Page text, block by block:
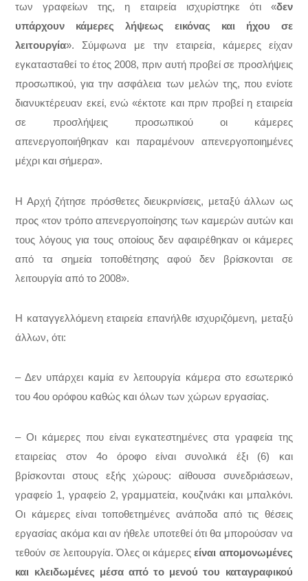
των γραφείων της, η εταιρεία ισχυρίστηκε ότι «δεν
υπάρχουν κάμερες λήψεως εικόνας και ήχου σε
λειτουργία». Σύμφωνα με την εταιρεία, κάμερες είχαν
εγκατασταθεί το έτος 2008, πριν αυτή προβεί σε προσλήψεις
προσωπικού, για την ασφάλεια των μελών της, που ενίοτε
διανυκτέρευαν εκεί, ενώ «έκτοτε και πριν προβεί η εταιρεία
σε προσλήψεις προσωπικού οι κάμερες
απενεργοποιήθηκαν και παραμένουν απενεργοποιημένες
μέχρι και σήμερα».
Η Αρχή ζήτησε πρόσθετες διευκρινίσεις, μεταξύ άλλων ως
προς «τον τρόπο απενεργοποίησης των καμερών αυτών και
τους λόγους για τους οποίους δεν αφαιρέθηκαν οι κάμερες
από τα σημεία τοποθέτησης αφού δεν βρίσκονται σε
λειτουργία από το 2008».
Η καταγγελλόμενη εταιρεία επανήλθε ισχυριζόμενη, μεταξύ
άλλων, ότι:
– Δεν υπάρχει καμία εν λειτουργία κάμερα στο εσωτερικό
του 4ου ορόφου καθώς και όλων των χώρων εργασίας.
– Οι κάμερες που είναι εγκατεστημένες στα γραφεία της
εταιρείας στον 4ο όροφο είναι συνολικά έξι (6) και
βρίσκονται στους εξής χώρους: αίθουσα συνεδριάσεων,
γραφείο 1, γραφείο 2, γραμματεία, κουζινάκι και μπαλκόνι.
Οι κάμερες είναι τοποθετημένες ανάποδα από τις θέσεις
εργασίας ακόμα και αν ήθελε υποτεθεί ότι θα μπορούσαν να
τεθούν σε λειτουργία. Όλες οι κάμερεςείναι απομονωμένες
και κλειδωμένες μέσα από το μενού του καταγραφικού